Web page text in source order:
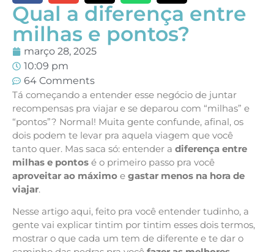
Qual a diferença entre
milhas e pontos?
março 28, 2025
10:09 pm
64 Comments
Tá começando a entender esse negócio de juntar
recompensas pra viajar e se deparou com “milhas” e
“pontos”? Normal! Muita gente confunde, afinal, os
dois podem te levar pra aquela viagem que você
tanto quer. Mas saca só: entender a diferença entre
milhas e pontos é o primeiro passo pra você
aproveitar ao máximo e gastar menos na hora de
viajar.
Nesse artigo aqui, feito pra você entender tudinho, a
gente vai explicar tintim por tintim esses dois termos,
mostrar o que cada um tem de diferente e te dar o